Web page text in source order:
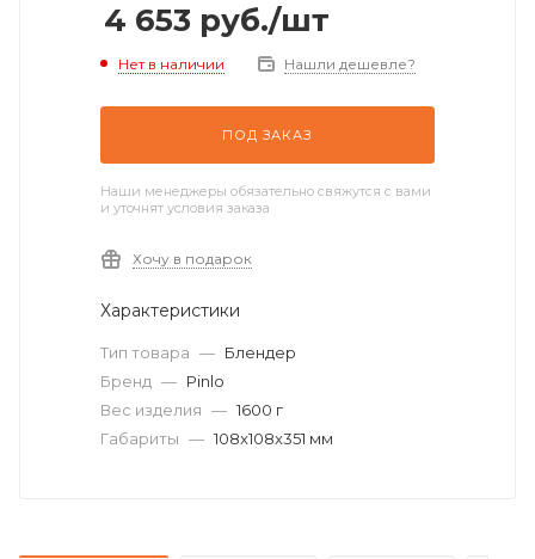
4 653 руб./шт
Нет в наличии Нашли дешевле?
ПОД ЗАКАЗ
Наши менеджеры обязательно свяжутся с вами
и уточнят условия заказа
Хочу в подарок
Характеристики
Тип товара — Блендер
Бренд — Pinlo
Вес изделия — 1600 г
Габариты — 108x108x351 мм